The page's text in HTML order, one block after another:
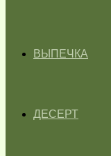
ВЫПЕЧКА
ДЕСЕРТ